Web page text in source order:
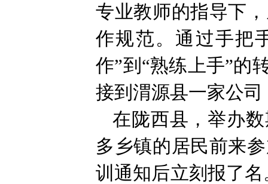
专业教师的指导下
作规范。通过手把
作”到“熟练上手”的
接到渭源县一家公
在陇西县，举办
多乡镇的居民前来
训通知后立刻报了